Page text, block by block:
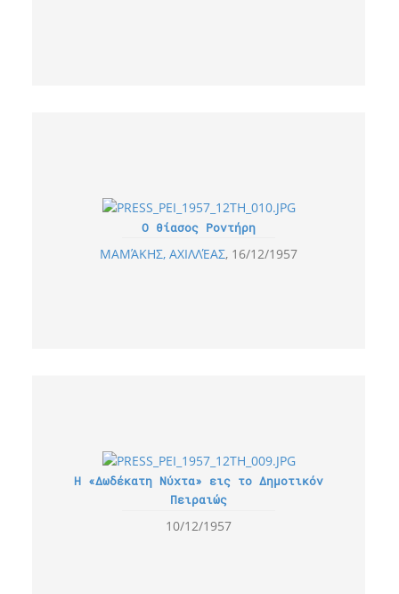
Ο θίασος Ροντήρη
ΜΑΜΆΚΗΣ, ΑΧΙΛΛΈΑΣ 16/12/1957
Η «Δωδέκατη Νύχτα» εις το Δημοτικόν
Πειραιώς
10/12/1957